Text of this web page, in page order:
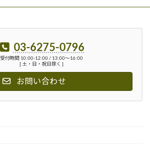
03-6275-0796
受付時間 10:00-12:00 / 13:00〜16:00
[ 土・日・祝日除く ]
お問い合わせ